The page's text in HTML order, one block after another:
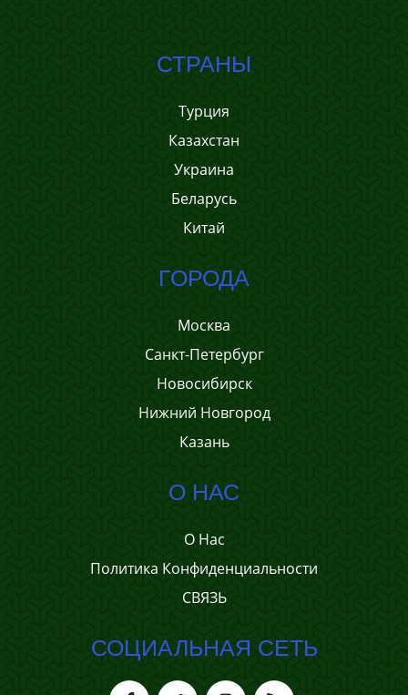
СТРАНЫ
Турция
Казахстан
Украина
Беларусь
Китай
ГОРОДА
Москва
Санкт-Петербург
Новосибирск
Нижний Новгород
Казань
О НАС
О Нас
Политика Конфиденциальности
СВЯЗЬ
СОЦИАЛЬНАЯ СЕТЬ